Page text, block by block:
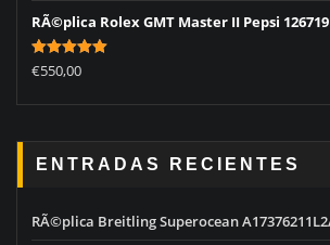
RÃ©plica Rolex GMT Master II Pepsi
Rated5.00
out of 5
€550,00
ENTRADAS RECIENTES
RÃ©plica Breitling Superocean